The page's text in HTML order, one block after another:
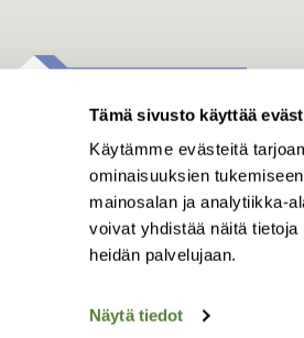
Tämä sivusto käyttää
Käytämme evästeitä
ominaisuuksien
mainosalan ja analytiikka-
voivat yhdistää näitä
heidän palvelujaan.
Näytä tiedot